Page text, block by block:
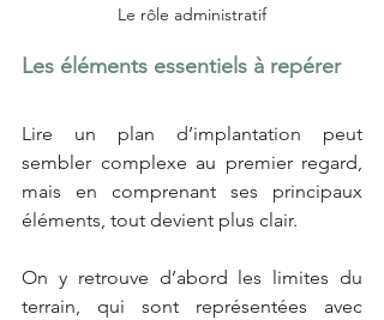
Le rôle administratif
Les éléments essentiels à repérer
Lire un plan d’implantation peut
sembler complexe au premier regard,
mais en comprenant ses principaux
éléments, tout devient plus clair.
On y retrouve d’abord les limites du
terrain, qui sont représentées avec